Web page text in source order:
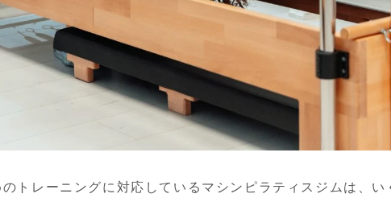
トレーニングに対応しているマシンピラティスジムは、い